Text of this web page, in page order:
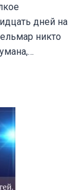
дней на
никто